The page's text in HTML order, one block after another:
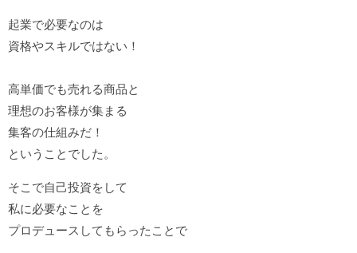
起業で必要なのは
資格やスキルではない！
高単価でも売れる商品と
理想のお客様が集まる
集客の仕組みだ！
ということでした。
そこで自己投資をして
私に必要なことを
プロデュースしてもらったことで